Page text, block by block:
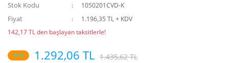
Stok Kodu 1050201CVD-K
Fiyat
1.196,35 TL + KDV
142,17 TL den başlayan taksitlerle!
%10 1.292,06 TL 1.435,62 TL